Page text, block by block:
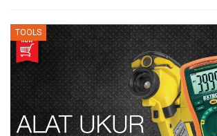
TOOLS